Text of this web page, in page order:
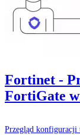
Fortinet -
FortiGate
Przegląd konfiguracji